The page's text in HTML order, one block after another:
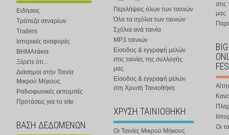
Ειδήσεις
Τράπεζα σεναρίων
Trailers
Ιστορικές αναφορές
ΒΗΜΑτάκια
Ξέρετε ότι...
Διάσημοι στην Ταινία
Μικρού Μήκους
Ραδιοφωνικές εκπομπές
Προτάσεις για το site
ΒΑΣΗ ΔΕΔΟΜΕΝΩΝ
Περιλήψεις όλων των ταινιών
Όλα τα σχόλια των ταινιών
Σχόλια ανά ταινία
MP3 ταινιών
Είσοδος & εγγραφή μελών
στις ταινίες της συλλογής
μας
Είσοδος & εγγραφή μελών
στη Χρυσή Ταινιοθήκη
ΧΡΥΣΗ ΤΑΙΝΙΟΘΗΚΗ
Οι Ταινίες Μικρού Μήκους
στις
μας
Οι